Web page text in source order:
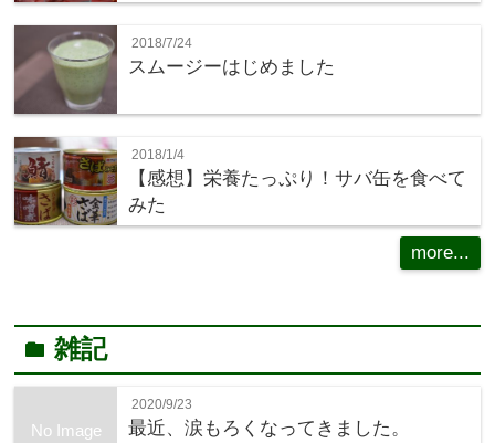
2018/7/24
スムージーはじめました
2018/1/4
【感想】栄養たっぷり！サバ缶を食べて
みた
more...
folder雑記
No Image
2020/9/23
最近、涙もろくなってきました。